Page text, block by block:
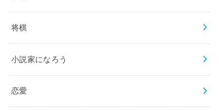
将棋
小説家になろう
恋愛